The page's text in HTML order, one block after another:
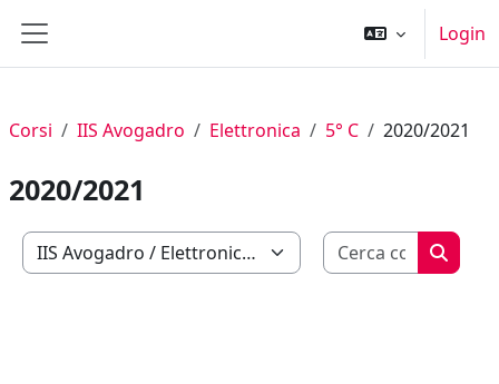
Pannello laterale
Login
Corsi IIS Avogadro Elettronica 5° C 2020/2021
2020/2021
Categorie di corso
Cerca
Cerca